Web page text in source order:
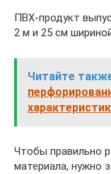
ПВХ-продукт
2 м и 25 см
Читайте
Чтобы правильно
материала, нужно